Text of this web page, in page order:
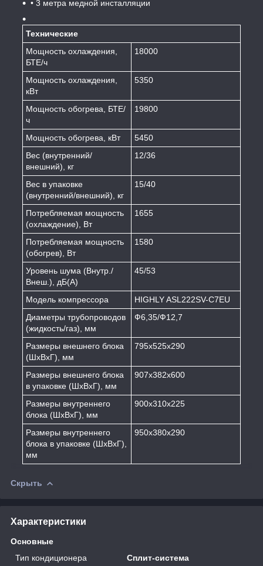
• 3 метра медной инсталляции
Технические
Мощность охлаждения,
БТЕ/ч
18000
Мощность охлаждения,
кВт
5350
Мощность обогрева, БТЕ/
ч
19800
Мощность обогрева, кВт
5450
Вес (внутренний/
внешний), кг
12/36
Вес в упаковке
(внутренний/внешний), кг
15/40
Потребляемая мощность
(охлаждение), Вт
1655
Потребляемая мощность
(обогрев), Вт
1580
Уровень шума (Внутр./
Внеш.), дБ(А)
45/53
Модель компрессора
HIGHLY ASL222SV-C7EU
Диаметры трубопроводов
(жидкость/газ), мм
Ф6,35/Ф12,7
Размеры внешнего блока
(ШхВхГ), мм
795х525х290
Размеры внешнего блока
в упаковке (ШхВхГ), мм
907х382х600
Размеры внутреннего
блока (ШхВхГ), мм
900х310х225
Размеры внутреннего
блока в упаковке (ШхВхГ),
мм
950х380х290
Скрыть
Характеристики
Основные
Тип кондиционера
Сплит-система